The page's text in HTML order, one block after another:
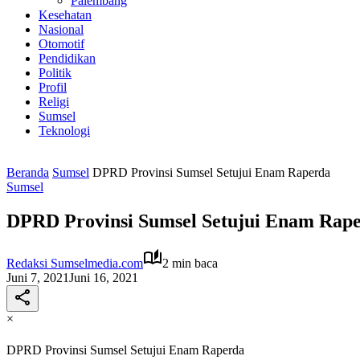
Kesehatan
Nasional
Otomotif
Pendidikan
Politik
Profil
Religi
Sumsel
Teknologi
Beranda Sumsel DPRD Provinsi Sumsel Setujui Enam Raperda
Sumsel
DPRD Provinsi Sumsel Setujui Enam
Redaksi Sumselmedia.com
2 min baca
Juni 7, 2021Juni 16, 2021
×
DPRD Provinsi Sumsel Setujui Enam Raperda